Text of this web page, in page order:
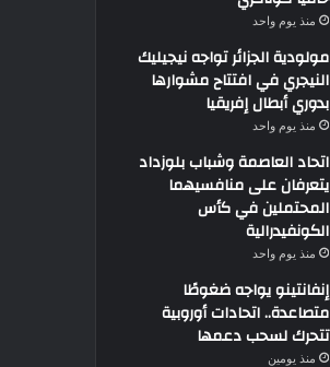
منذ يوم واحد
مولودية الجزائر تواجه نيجيليك
النيجري في افتتاح مشوارها
بدوري أبطال إفريقيا
منذ يوم واحد
اتحاد العاصمة وشباب بلوزداد
يتعرفان على منافسيهما
المحتملين في كأس
الكونفيدرالية
منذ يوم واحد
إنفانتينو يواجه ضغوطًا
متصاعدة.. اتحادات أوروبية
تتحرك لسحب دعمها
منذ يومين